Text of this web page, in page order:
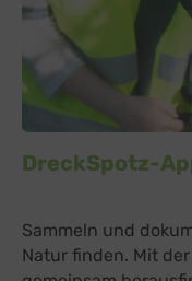
DreckSpotz-
Sammeln und
Natur finden. Mit